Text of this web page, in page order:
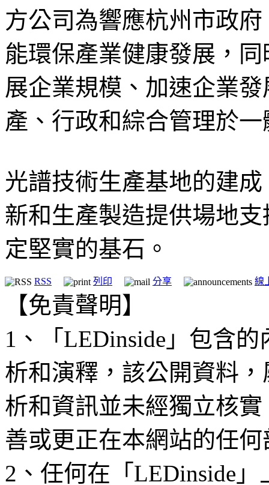
方公司為響應杭州市政
能環保產業健康發展，
展企業規模、加速企業
產、行政和綜合管理於
光譜技術生產基地的建
新和生產製造提供場地
定堅實的基石。
RSS 列印 分享 線
【免責聲明】
1、「LEDinside」包含
析和演釋，該公開資料
析和資訊並未經獨立核
善或更正在本網站的任
2、任何在「LEDinside